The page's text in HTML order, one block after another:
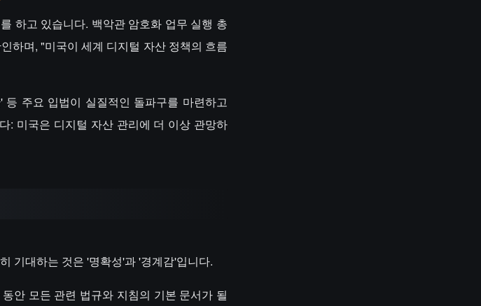
하고 있습니다. 백악관 암호화 업무 실행 총
하며, "미국이 세계 디지털 자산 정책의 흐름
주요 입법이 실질적인 돌파구를 마련하고
: 미국은 디지털 자산 관리에 더 이상 관망하
기대하는 것은 '명확성'과 '경계감'입니다.
안 모든 관련 법규와 지침의 기본 문서가 될